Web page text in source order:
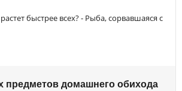
быстрее всех? - Рыба, сорвавшаяся с
предметов домашнего обихода